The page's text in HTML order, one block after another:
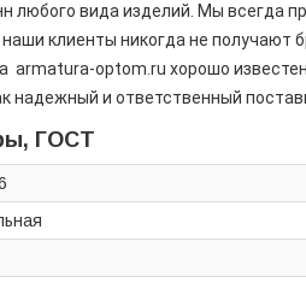
любого вида изделий. Мы всегда
клиенты никогда не получают
armatura-optom.ru хорошо
надежный и ответственный
ГОСТ